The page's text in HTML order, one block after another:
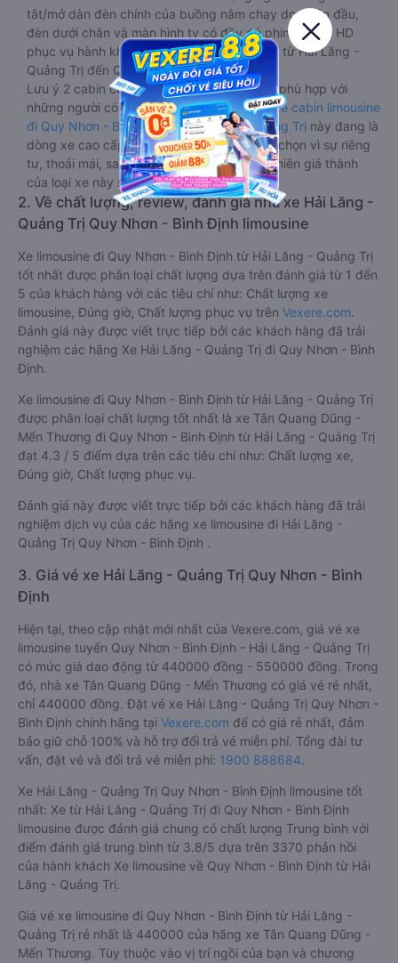
tắt/mở dàn đèn chính của buồng nằm chạy dọc trên đầu,
đèn dưới chân và màn hình tv có đầy đủ phim chuẩn HD
phục vụ hành khách giải trí trong chuyến đi từ Hải Lăng -
Quảng Trị đến Quy Nhơn - Bình Định.
Lưu ý 2 cabin cuối thường thiết kế nhỏ hơn phù hợp với
những người có thân hình nhỏ nhắn. Dòngxe cabin limousine
đi Quy Nhơn - Bình Định từ Hải Lăng - Quảng Trị này đang là
dòng xe cao cấp nhất, hành khách thường chọn vì sự riêng
tư, thoải mái, sang trọng và tiện nghi. Tất nhiên giá thành
của loại xe này sẽ cao hơn các loại khác.
2. Về chất lượng, review, đánh giá nhà xe Hải Lăng -
Quảng Trị Quy Nhơn - Bình Định limousine
Xe limousine đi Quy Nhơn - Bình Định từ Hải Lăng - Quảng Trị
tốt nhất được phân loại chất lượng dựa trên đánh giá từ 1 đến
5 của khách hàng với các tiêu chí như: Chất lượng xe
limousine, Đúng giờ, Chất lượng phục vụ trên Vexere.com.
Đánh giá này được viết trực tiếp bởi các khách hàng đã trải
nghiệm các hãng Xe Hải Lăng - Quảng Trị đi Quy Nhơn - Bình
Định.
Xe limousine đi Quy Nhơn - Bình Định từ Hải Lăng - Quảng Trị
được phân loại chất lượng tốt nhất là xe Tân Quang Dũng -
Mến Thương đi Quy Nhơn - Bình Định từ Hải Lăng - Quảng Trị
đạt 4.3 / 5 điểm dựa trên các tiêu chí như: Chất lượng xe,
Đúng giờ, Chất lượng phục vụ.
Đánh giá này được viết trực tiếp bởi các khách hàng đã trải
nghiệm dịch vụ của các hãng xe limousine đi Hải Lăng -
Quảng Trị Quy Nhơn - Bình Định .
3. Giá vé xe Hải Lăng - Quảng Trị Quy Nhơn - Bình
Định
Hiện tại, theo cập nhật mới nhất của Vexere.com, giá vé xe
limousine tuyến Quy Nhơn - Bình Định - Hải Lăng - Quảng Trị
có mức giá dao động từ 440000 đồng - 550000 đồng. Trong
đó, nhà xe Tân Quang Dũng - Mến Thương có giá vé rẻ nhất,
chỉ 440000 đồng. Đặt vé xe Hải Lăng - Quảng Trị Quy Nhơn -
Bình Định chính hãng tại Vexere.com để có giá rẻ nhất, đảm
bảo giữ chỗ 100% và hỗ trợ đổi trả vé miễn phí. Tổng đài tư
vấn, đặt vé và đổi trả vé miễn phí: 1900 888684.
Xe Hải Lăng - Quảng Trị Quy Nhơn - Bình Định limousine tốt
nhất: Xe từ Hải Lăng - Quảng Trị đi Quy Nhơn - Bình Định
limousine được đánh giá chung có chất lượng Trung bình với
điểm đánh giá trung bình từ 3.8/5 dựa trên 3370 phản hồi
của hành khách Xe limousine về Quy Nhơn - Bình Định từ Hải
Lăng - Quảng Trị.
Giá vé xe limousine đi Quy Nhơn - Bình Định từ Hải Lăng -
Quảng Trị rẻ nhất là 440000 của hãng xe Tân Quang Dũng -
Mến Thương. Tùy thuộc vào vị trí ngồi của bạn và chương